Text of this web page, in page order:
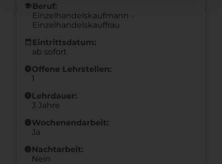
schoolBeruf:
Einzelhandelskaufmann -
Einzelhandelskauffrau
calendar_month Eintrittsdatum:
ab sofort
scheduleOffene Lehrstellen:
1
scheduleLehrdauer:
3 Jahre
infoWochenendarbeit:
Ja
infoNachtarbeit:
Nein